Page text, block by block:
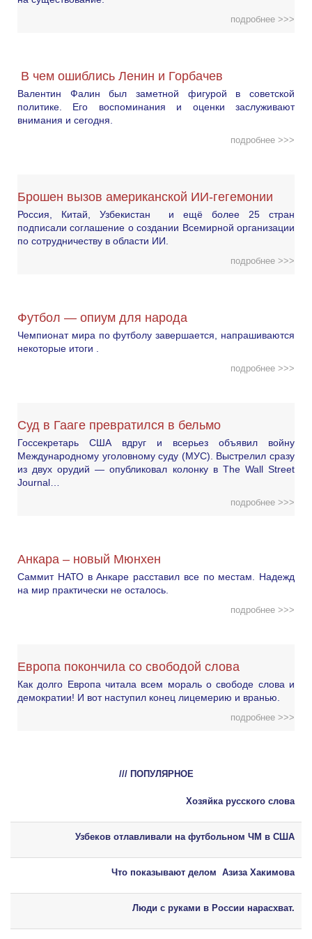
подробнее >>>
В чем ошиблись Ленин и Горбачев
Валентин Фалин был заметной фигурой в советской
политике. Его воспоминания и оценки заслуживают
внимания и сегодня.
подробнее >>>
Брошен вызов американской ИИ-гегемонии
Россия, Китай, Узбекистан и ещё более 25 стран
подписали соглашение о создании Всемирной организации
по сотрудничеству в области ИИ.
подробнее >>>
Футбол — опиум для народа
Чемпионат мира по футболу завершается, напрашиваются
некоторые итоги .
подробнее >>>
Суд в Гааге превратился в бельмо
Госсекретарь США вдруг и всерьез объявил войну
Международному уголовному суду (МУС). Выстрелил сразу
из двух орудий — опубликовал колонку в The Wall Street
Journal…
подробнее >>>
Анкара – новый Мюнхен
Саммит НАТО в Анкаре расставил все по местам. Надежд
на мир практически не осталось.
подробнее >>>
Европа покончила со свободой слова
Как долго Европа читала всем мораль о свободе слова и
демократии! И вот наступил конец лицемерию и вранью.
подробнее >>>
/// ПОПУЛЯРНОЕ
Хозяйка русского слова
Узбеков отлавливали на футбольном ЧМ в США
Что показывают делом Азиза Хакимова
Люди с руками в России нарасхват.